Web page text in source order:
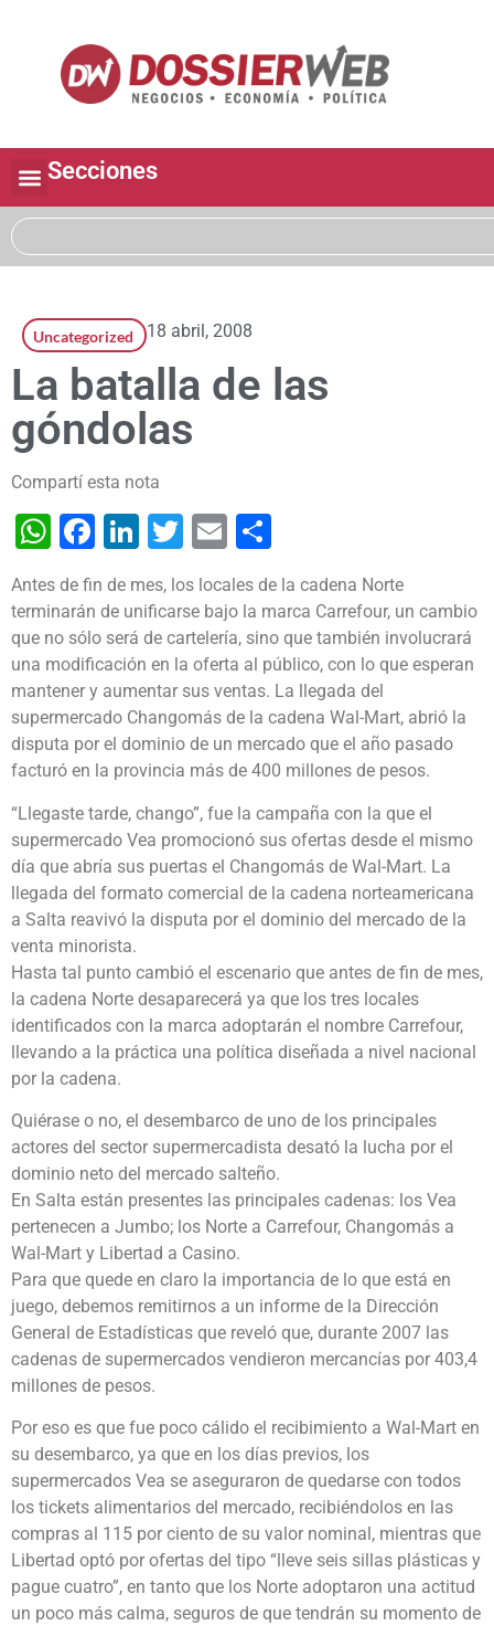
Secciones
Uncategorized 18 abril, 2008
La batalla de las
góndolas
Compartí esta nota
WhatsApp
Facebook
LinkedIn
Twitter
Email
Antes de fin de mes, los locales de la cadena Norte
terminarán de unificarse bajo la marca Carrefour, un cambio
que no sólo será de cartelería, sino que también involucrará
una modificación en la oferta al público, con lo que esperan
mantener y aumentar sus ventas. La llegada del
supermercado Changomás de la cadena Wal-Mart, abrió la
disputa por el dominio de un mercado que el año pasado
facturó en la provincia más de 400 millones de pesos.
“Llegaste tarde, chango”, fue la campaña con la que el
supermercado Vea promocionó sus ofertas desde el mismo
día que abría sus puertas el Changomás de Wal-Mart. La
llegada del formato comercial de la cadena norteamericana
a Salta reavivó la disputa por el dominio del mercado de la
venta minorista.
Hasta tal punto cambió el escenario que antes de fin de mes,
la cadena Norte desaparecerá ya que los tres locales
identificados con la marca adoptarán el nombre Carrefour,
llevando a la práctica una política diseñada a nivel nacional
por la cadena.
Quiérase o no, el desembarco de uno de los principales
actores del sector supermercadista desató la lucha por el
dominio neto del mercado salteño.
En Salta están presentes las principales cadenas: los Vea
pertenecen a Jumbo; los Norte a Carrefour, Changomás a
Wal-Mart y Libertad a Casino.
Para que quede en claro la importancia de lo que está en
juego, debemos remitirnos a un informe de la Dirección
General de Estadísticas que reveló que, durante 2007 las
cadenas de supermercados vendieron mercancías por 403,4
millones de pesos.
Por eso es que fue poco cálido el recibimiento a Wal-Mart en
su desembarco, ya que en los días previos, los
supermercados Vea se aseguraron de quedarse con todos
los tickets alimentarios del mercado, recibiéndolos en las
compras al 115 por ciento de su valor nominal, mientras que
Libertad optó por ofertas del tipo “lleve seis sillas plásticas y
pague cuatro”, en tanto que los Norte adoptaron una actitud
un poco más calma, seguros de que tendrán su momento de